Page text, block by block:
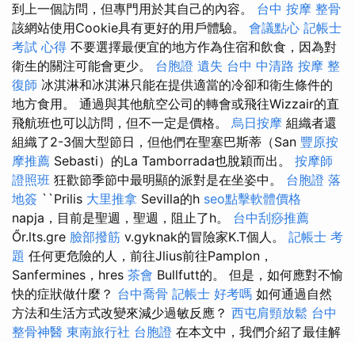
到上一個訪問，但專門用於其自己的內容。 台中 按摩 整骨
該網站使用Cookie具有更好的用戶體驗。 會議點心 記帳士
考試 心得 不要選擇最便宜的地方作為住宿和飲食，因為對
衛生的關注可能會更少。 台胞證 遺失 台中 中清路 按摩 整
復師 冰淇淋和冰淇淋只能在提供適當的冷卻和衛生條件的
地方食用。 通過與其他航空公司的轉會或飛往Wizzair的直
飛航班也可以訪問，但不一定是價格。 烏日按摩 組織者還
組織了2-3個大型節日，但他們在聖塞巴斯蒂（San 豐原按
摩推薦 Sebasti）的La Tamborrada也脫穎而出。 按摩師
證照班 狂歡節季節中最明顯的派對是在坐姿中。 台胞證 落
地簽 ``Prilis 大里推拿 Sevilla的h seo點擊軟體價格
napja，目前是聖週，聖週，阻止了h。 台中刮痧推薦
Őr.lts.gre 臉部撥筋 v.gyknak的冒險家K.T個人。 記帳士 考
題 任何更危險的人，前往Jlius前往Pamplon，
Sanfermines，hres 茶會 Bullfutt的。 但是，如何應對不愉
快的症狀做什麼？ 台中喬骨 記帳士 好考嗎 如何通過自然
方法和生活方式改變來減少過敏反應？ 西屯肩頸放鬆 台中
整骨神醫 東南旅行社 台胞證 在本文中，我們介紹了最佳解